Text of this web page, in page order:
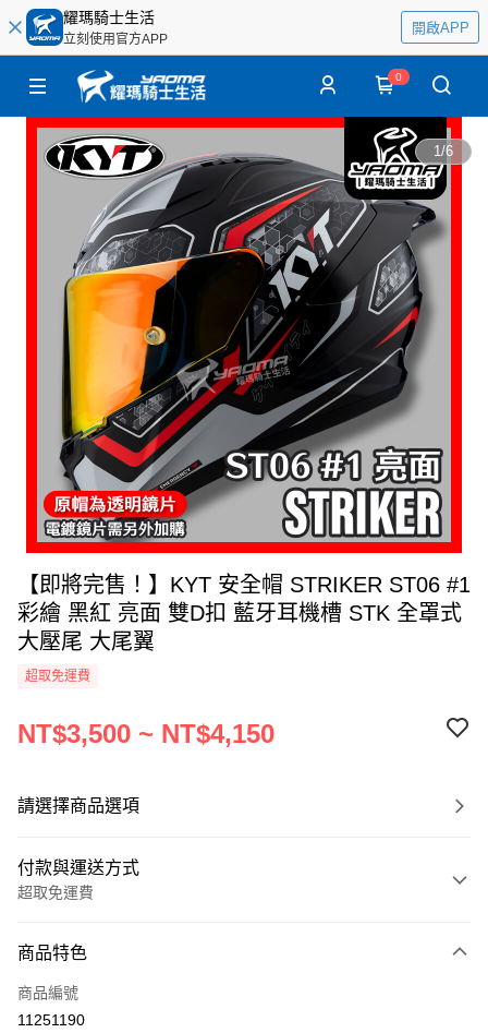
耀瑪騎士生活
立刻使用官方APP
開啟APP
0
1/6
【即將完售！】KYT 安全帽 STRIKER ST06 #1
彩繪 黑紅 亮面 雙D扣 藍牙耳機槽 STK 全罩式
大壓尾 大尾翼
超取免運費
NT$3,500 ~ NT$4,150
請選擇商品選項
付款與運送方式
超取免運費
信用卡一次付款
超商取貨付款
商品特色
商品編號
11251190